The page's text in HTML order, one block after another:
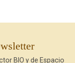
BIO y de Espacio